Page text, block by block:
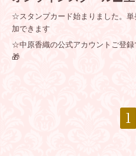
☆スタンプカード始まりました。
加できます
☆中原香織の公式アカウントご登
🎁
1